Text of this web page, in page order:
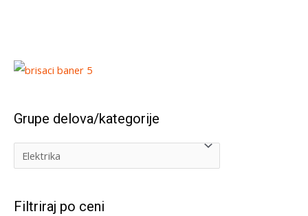
Grupe delova/kategorije
Filtriraj po ceni